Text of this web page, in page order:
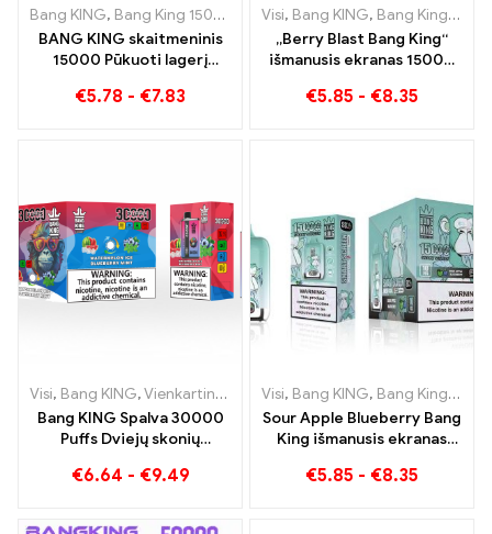
Bang KING, Bang King 15000 Papūtimai ,Vienkartinė elektroninė
BANG KING skaitmeninis
15000 Pūkuoti lagerį
Mėgavimasis be traukinių
€5.78 - €7.83
Visi, Bang KING, Bang King išmanusis ekranas 15000 Puff
„Berry Blast Bang King“
išmanusis ekranas 15000
vienkartinė elektroninė
€5.85 - €8.35
Visi, Bang KING,Vienkartinės elektroninės cigaretės Lietuva ,
Bang KING Spalva 30000
Puffs Dviejų skonių
Puikus mėlynių aviečių ir
derinys
€6.64 - €9.49
Visi, Bang KING, Bang King išmanusis ekranas 15000 Puff
Sour Apple Blueberry Bang
King išmanusis ekranas
garinimo patirtis, kupina
€5.85 - €8.35